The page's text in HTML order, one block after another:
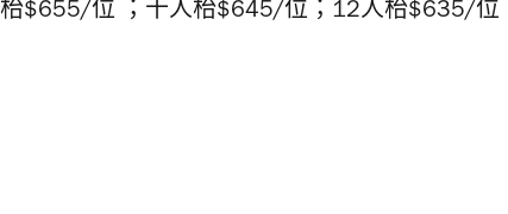
枱$655/位 ；十人枱$645/位；12人枱$635/位